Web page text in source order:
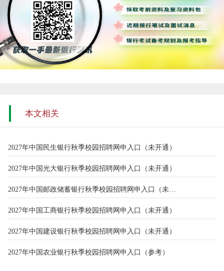
本文相关
2027年中国民生银行秋季校园招聘网申入口（未开通）
2027年中国光大银行秋季校园招聘网申入口（未开通）
2027年中国邮政储蓄银行秋季校园招聘网申入口（未开通）
2027年中国工商银行秋季校园招聘网申入口（未开通）
2027年中国建设银行秋季校园招聘网申入口（未开通）
2027年中国农业银行秋季校园招聘网申入口（参考）